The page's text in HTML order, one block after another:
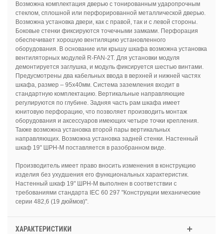
Возможна комплектация дверью с тонированным ударопрочным
стеклом, сплошной или перфорированной металлической дверью.
Возможна установка двери, как с правой, так и с левой стороны.
Боковые стенки фиксируются точечными замками. Перфорация
обеспечивает хорошую вентиляцию установленного
оборудования. В основание или крышу шкафа возможна установка
вентиляторных модулей R-FAN-2T. Для установки модуля
демонтируется заглушка, и модуль фиксируется шестью винтами.
Предусмотрены два кабельных ввода в верхней и нижней частях
шкафа, размер – 95х40мм. Система заземления входит в
стандартную комплектацию. Вертикальные направляющие
регулируются по глубине. Задняя часть рам шкафа имеет
юнитовую перфорацию, что позволяет производить монтаж
оборудования и аксессуаров имеющих четыре точки крепления.
Также возможна установка второй пары вертикальных
направляющих. Возможна установка задней стенки. Настенный
шкаф 19" ШРН-М поставляется в разобранном виде.
Производитель имеет право вносить изменения в конструкцию
изделия без ухудшения его функциональных характеристик.
Настенный шкаф 19" ШРН-М выполнен в соответствии с
требованиями стандарта IEC 60 297 "Конструкции механические
серии 482,6 (19 дюймов)".
ХАРАКТЕРИСТИКИ